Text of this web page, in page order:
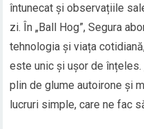
întunecat și observațiile
zi. În „Ball Hog”, Segura
tehnologia și viața
este unic și ușor de
plin de glume autoirone și
lucruri simple, care ne fac